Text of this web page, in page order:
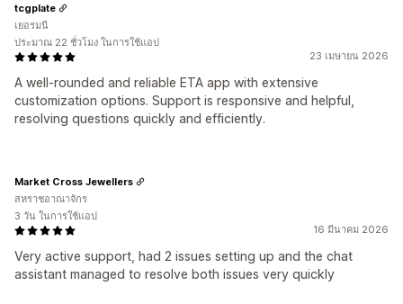
23 เมษายน 2026
A well-rounded and reliable ETA app with extensive
customization options. Support is responsive and helpful,
resolving questions quickly and efficiently.
tcgplate
เยอรมนี
ประมาณ 22 ชั่วโมง ในการใช้แอป
16 มีนาคม 2026
Very active support, had 2 issues setting up and the chat
assistant managed to resolve both issues very quickly
Market Cross Jewellers
สหราชอาณาจักร
3 วัน ในการใช้แอป